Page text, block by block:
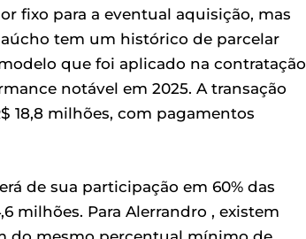
fixo para a eventual aquisição, mas
tem um histórico de parcelar
que foi aplicado na contratação
notável em 2025. A transação
18,8 milhões, com pagamentos
de sua participação em 60% das
milhões. Para Alerrandro , existem